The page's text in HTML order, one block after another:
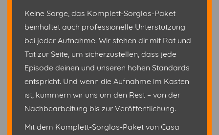
Keine Sorge, das Komplett-Sorglos-Paket
beinhaltet auch professionelle Unterstützung
bei jeder Aufnahme. Wir stehen dir mit Rat und
Tat zur Seite, um sicherzustellen, dass jede
Episode deinen und unseren hohen Standards
entspricht. Und wenn die Aufnahme im Kasten
ist, kümmern wir uns um den Rest – von der
Nachbearbeitung bis zur Veröffentlichung.
Mit dem Komplett-Sorglos-Paket von Casa